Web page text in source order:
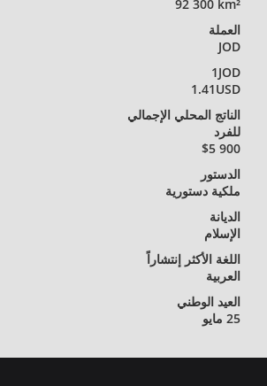
92 300 km²
العملة
JOD
1JOD
1.41USD
الناتج المحلي الإجمالي
للفرد
$5 900
الدستور
ملكية دستورية
الديانة
الإسلام
اللغة الأكثر إنتشاراً
العربية
العيد الوطني
25 مايو